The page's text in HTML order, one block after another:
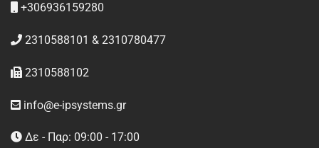
+306936159280
2310588101 & 2310780477
2310588102
info@e-ipsystems.gr
Δε - Παρ: 09:00 - 17:00